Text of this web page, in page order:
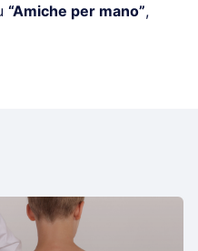
“Amiche per mano”,